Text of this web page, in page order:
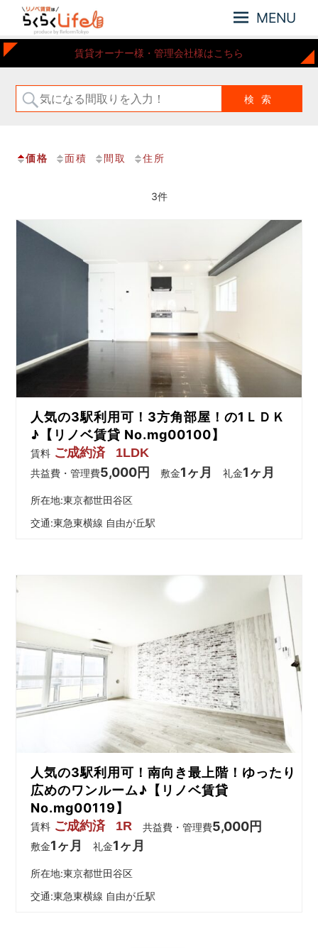
ノ
ベ
賃
ら
く
Life
元
近
郊
ベ
ン
し
お
MENU
賃貸オーナー様・管理会社様はこちら
価格 面積 間取 住所
3件
人気の3駅利用可！3方角部屋！の1ＬＤＫ
♪【リノベ賃貸 No.mg00100】
賃料 ご成約済 1LDK
共益費・管理費5,000円 敷金1ヶ月 礼金1ヶ月
所在地:東京都世田谷区
交通:東急東横線 自由が丘駅
人気の3駅利用可！南向き最上階！ゆったり
広めのワンルーム♪【リノベ賃貸
No.mg00119】
賃料 ご成約済 1R 共益費・管理費5,000円
敷金1ヶ月 礼金1ヶ月
所在地:東京都世田谷区
交通:東急東横線 自由が丘駅